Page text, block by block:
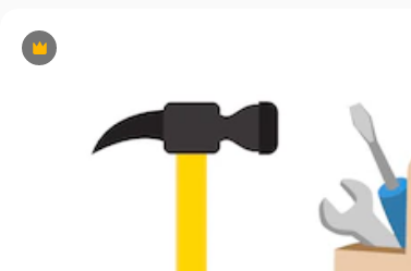
Premium